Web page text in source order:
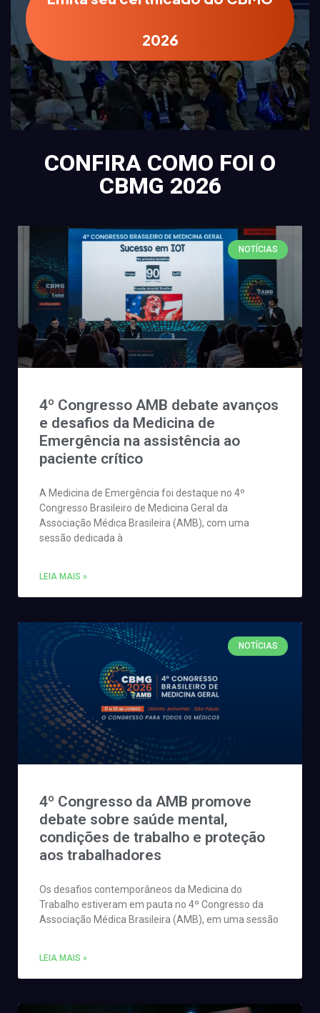
2026
CONFIRA COMO FOI O
CBMG 2026
NOTÍCIAS
4º Congresso AMB debate avanços
e desafios da Medicina de
Emergência na assistência ao
paciente crítico
A Medicina de Emergência foi destaque no 4º
Congresso Brasileiro de Medicina Geral da
Associação Médica Brasileira (AMB), com uma
sessão dedicada à
LEIA MAIS »
NOTÍCIAS
4º Congresso da AMB promove
debate sobre saúde mental,
condições de trabalho e proteção
aos trabalhadores
Os desafios contemporâneos da Medicina do
Trabalho estiveram em pauta no 4º Congresso da
Associação Médica Brasileira (AMB), em uma sessão
LEIA MAIS »